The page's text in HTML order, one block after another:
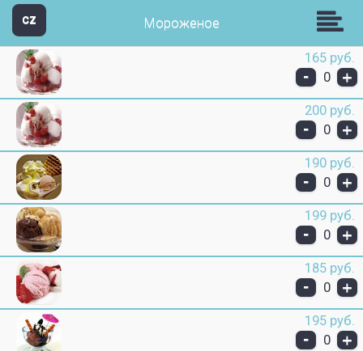
CZ Мороженое
165 руб.
- 0 +
200 руб.
- 0 +
190 руб.
- 0 +
199 руб.
- 0 +
185 руб.
- 0 +
195 руб.
- 0 +